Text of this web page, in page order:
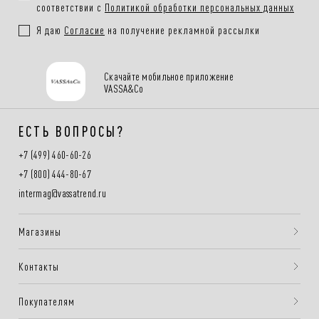
соответствии с Политикой обработки персональных данных
Я даю Согласие на получение рекламной рассылки
Скачайте мобильное приложение
VASSA&Co
ЕСТЬ ВОПРОСЫ?
+7 (499) 460-60-26
+7 (800) 444-80-67
intermag@vassatrend.ru
Магазины
Контакты
Покупателям